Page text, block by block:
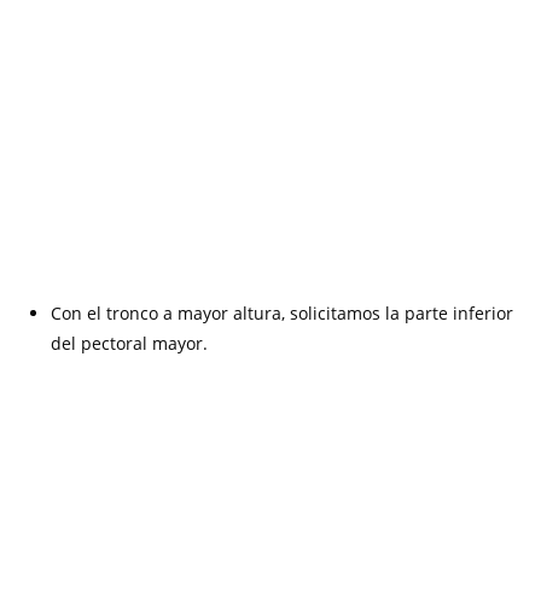
Con el tronco a mayor altura, solicitamos la parte inferior
del pectoral mayor.